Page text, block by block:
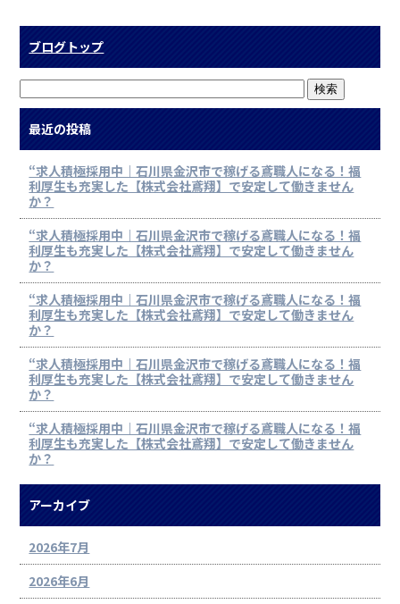
ブログトップ
最近の投稿
“求人積極採用中｜石川県金沢市で稼げる鳶職人になる！福
利厚生も充実した【株式会社鳶翔】で安定して働きません
か？
“求人積極採用中｜石川県金沢市で稼げる鳶職人になる！福
利厚生も充実した【株式会社鳶翔】で安定して働きません
か？
“求人積極採用中｜石川県金沢市で稼げる鳶職人になる！福
利厚生も充実した【株式会社鳶翔】で安定して働きません
か？
“求人積極採用中｜石川県金沢市で稼げる鳶職人になる！福
利厚生も充実した【株式会社鳶翔】で安定して働きません
か？
“求人積極採用中｜石川県金沢市で稼げる鳶職人になる！福
利厚生も充実した【株式会社鳶翔】で安定して働きません
か？
アーカイブ
2026年7月
2026年6月